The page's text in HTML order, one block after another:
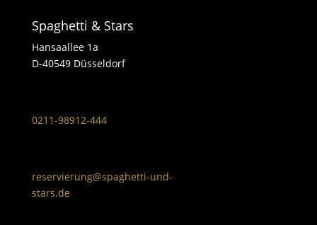
Spaghetti & Stars
Hansaallee 1a
D-40549 Düsseldorf
0211-98912-444
reservierung@spaghetti-und-
stars.de